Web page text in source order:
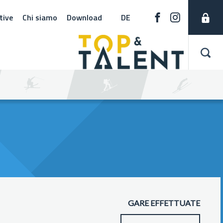
Chi siamo Download DE
GARE EFFETTUATE